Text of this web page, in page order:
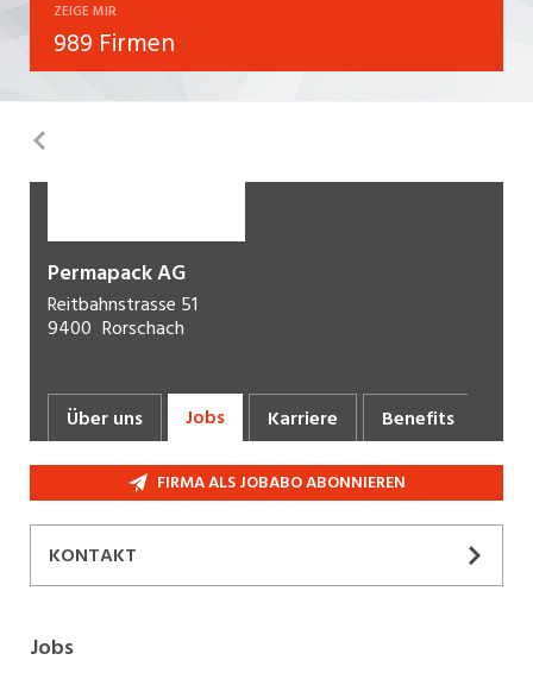
ZEIGE MIR
989 Firmen
Permapack AG
Reitbahnstrasse 51
9400 Rorschach
Über uns Jobs Karriere Benefits
FIRMA ALS JOBABO ABONNIEREN
KONTAKT
+41 71 844 12 11
Jobs